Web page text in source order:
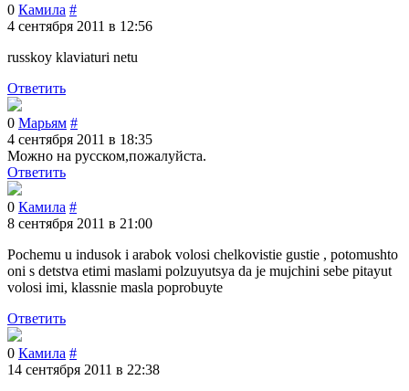
0 Камила #
4 сентября 2011 в 12:56
russkoy klaviaturi netu
Ответить
0 Марьям #
4 сентября 2011 в 18:35
Можно на русском,пожалуйста.
Ответить
0 Камила #
8 сентября 2011 в 21:00
Pochemu u indusok i arabok volosi chelkovistie gustie , potomushto
oni s detstva etimi maslami polzuyutsya da je mujchini sebe pitayut
volosi imi, klassnie masla poprobuyte
Ответить
0 Камила #
14 сентября 2011 в 22:38